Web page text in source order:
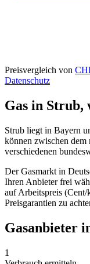
Preisvergleich von
Datenschutz
Gas in Strub,
Strub liegt in Bayern
können zwischen dem
verschiedenen
Der Gasmarkt in
Ihren Anbieter frei
auf Arbeitspreis
Preisgarantien zu
Gasanbieter
1